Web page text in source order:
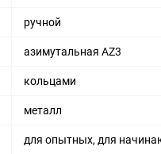
ручной
азимутальная AZ3
кольцами
металл
для опытных, для